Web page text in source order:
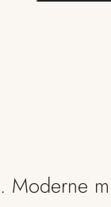
Moderne